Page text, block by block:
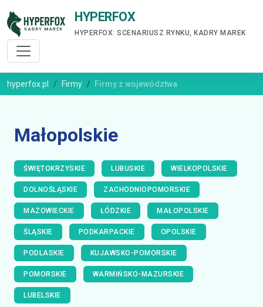
HYPERFOX
HYPERFOX: SCENARIUSZ RYNKU, KADRY MAREK
hyperfox.pl Firmy Firmy z województwa
Małopolskie
ŚWIĘTOKRZYSKIE LUBUSKIE WIELKOPOLSKIE
DOLNOŚLĄSKIE ZACHODNIOPOMORSKIE
MAZOWIECKIE ŁÓDZKIE MAŁOPOLSKIE
ŚLĄSKIE PODKARPACKIE OPOLSKIE
PODLASKIE KUJAWSKO-POMORSKIE
POMORSKIE WARMIŃSKO-MAZURSKIE
LUBELSKIE